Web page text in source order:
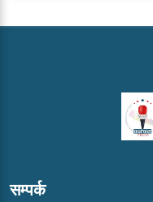
सम्पर्क